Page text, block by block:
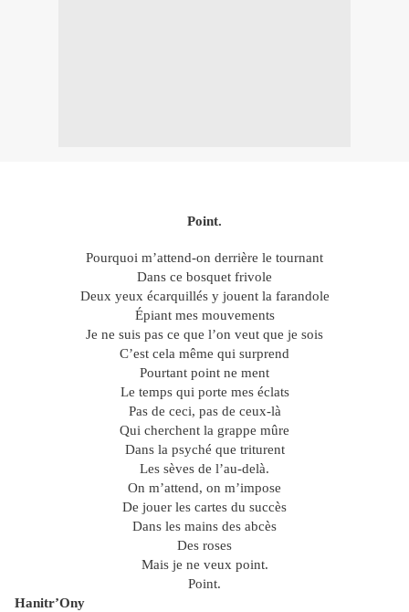
Point.
Pourquoi m’attend-on derrière le tournant
Dans ce bosquet frivole
Deux yeux écarquillés y jouent la farandole
Épiant mes mouvements
Je ne suis pas ce que l’on veut que je sois
C’est cela même qui surprend
Pourtant point ne ment
Le temps qui porte mes éclats
Pas de ceci, pas de ceux-là
Qui cherchent la grappe mûre
Dans la psyché que triturent
Les sèves de l’au-delà.
On m’attend, on m’impose
De jouer les cartes du succès
Dans les mains des abcès
Des roses
Mais je ne veux point.
Point.
Hanitr’Ony